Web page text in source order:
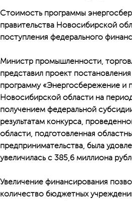
Стоимость программы
правительства Новосибирской
поступления федерального
Министр промышленности,
представил проект
программу «Энергосбережение и
Новосибирской области на
получением федеральной
результатам конкурса,
области, подготовленная
предпринимательства, была
увеличилась с 385,6 миллиона
Увеличение финансирования
количество бюджетных